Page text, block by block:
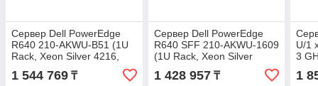
Сервер Dell PowerEdge
R640 210-AKWU-B51 (1U
Rack, Xeon Silver 4216,
2100 МГц, 16, 22, 1x 16
ГБ, SFF 2.5", 8, 1
1 544 769 ₸
Сервер Dell PowerEdge
R640 SFF 210-AKWU-1609
(1U Rack, Xeon Silver
4208, 2100 МГц, 8, 11, 1x
32 ГБ, SFF 2.5",
1 428 957₸
U/1
3
1